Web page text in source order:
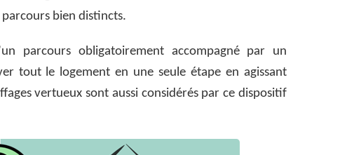
bien distincts.
parcours obligatoirement accompagné par un
tout le logement en une seule étape en agissant
vertueux sont aussi considérés par ce dispositif